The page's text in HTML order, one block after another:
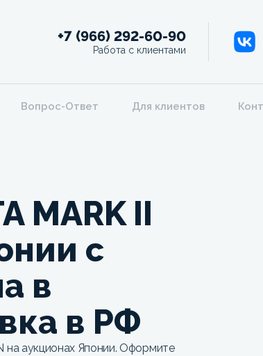
+7 (966) 292-60-90
Работа с клиентами
Вопрос-Ответ Для клиентов
MARK II
с
в
в РФ
на аукционах Японии. Оформите